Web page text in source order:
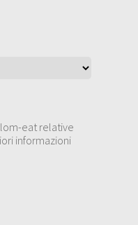
eat relative
informazioni